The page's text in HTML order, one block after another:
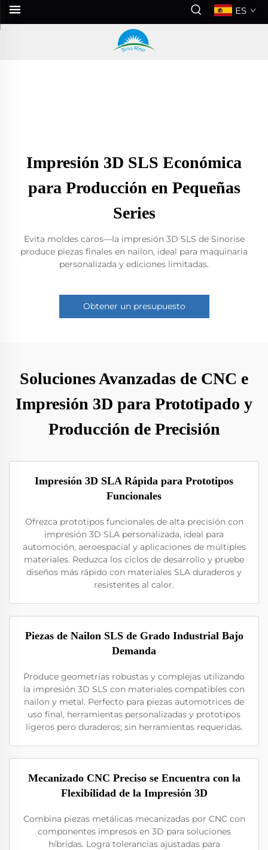
ES
Impresión 3D SLS Económica
para Producción en Pequeñas
Series
Evita moldes caros—la impresión 3D SLS de Sinorise
produce piezas finales en nailon, ideal para maquinaria
personalizada y ediciones limitadas.
Obtener un presupuesto
Soluciones Avanzadas de CNC e
Impresión 3D para Prototipado y
Producción de Precisión
Impresión 3D SLA Rápida para Prototipos
Funcionales
Ofrezca prototipos funcionales de alta precisión con
impresión 3D SLA personalizada, ideal para
automoción, aeroespacial y aplicaciones de múltiples
materiales. Reduzca los ciclos de desarrollo y pruebe
diseños más rápido con materiales SLA duraderos y
resistentes al calor.
Piezas de Nailon SLS de Grado Industrial Bajo
Demanda
Produce geometrías robustas y complejas utilizando
la impresión 3D SLS con materiales compatibles con
nailon y metal. Perfecto para piezas automotrices de
uso final, herramientas personalizadas y prototipos
ligeros pero duraderos; sin herramientas requeridas.
Mecanizado CNC Preciso se Encuentra con la
Flexibilidad de la Impresión 3D
Combina piezas metálicas mecanizadas por CNC con
componentes impresos en 3D para soluciones
híbridas. Logra tolerancias ajustadas para